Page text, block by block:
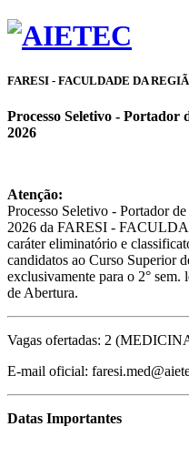
FARESI - FACULDADE DA
Processo Seletivo - Portador
2026
Atenção:
Processo Seletivo - Portador
2026 da FARESI -
caráter eliminatório e
candidatos ao Curso Superior
exclusivamente para o 2°
de Abertura.
Vagas ofertadas: 2
E-mail oficial:
Datas Importantes